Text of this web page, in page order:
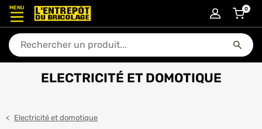
MENU
En quoi puis-je vous aider ?
0article
ELECTRICITÉ ET DOMOTIQUE
Electricité et domotique